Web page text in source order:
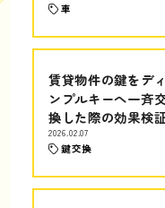
車
賃貸物件の鍵をディ
ンプルキーへ一斉
換した際の効果検証
2026.02.07
鍵交換